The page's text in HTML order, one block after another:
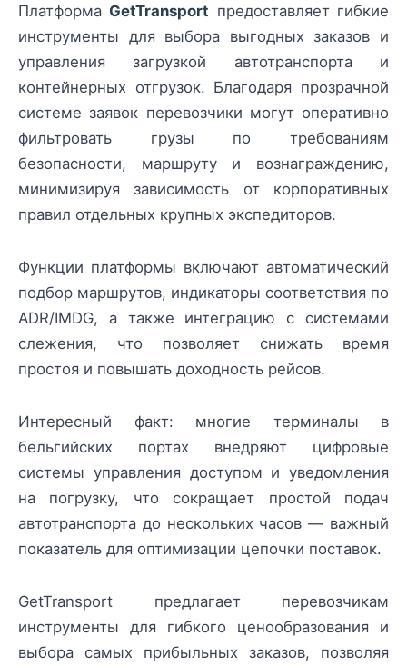
Платформа GetTransport предоставляет гибкие
инструменты для выбора выгодных заказов и
управления загрузкой автотранспорта и
контейнерных отгрузок. Благодаря прозрачной
системе заявок перевозчики могут оперативно
фильтровать грузы по требованиям
безопасности, маршруту и вознаграждению,
минимизируя зависимость от корпоративных
правил отдельных крупных экспедиторов.
Функции платформы включают автоматический
подбор маршрутов, индикаторы соответствия по
ADR/IMDG, а также интеграцию с системами
слежения, что позволяет снижать время
простоя и повышать доходность рейсов.
Интересный факт: многие терминалы в
бельгийских портах внедряют цифровые
системы управления доступом и уведомления
на погрузку, что сокращает простой подач
автотранспорта до нескольких часов — важный
показатель для оптимизации цепочки поставок.
GetTransport предлагает перевозчикам
инструменты для гибкого ценообразования и
выбора самых прибыльных заказов, позволяя